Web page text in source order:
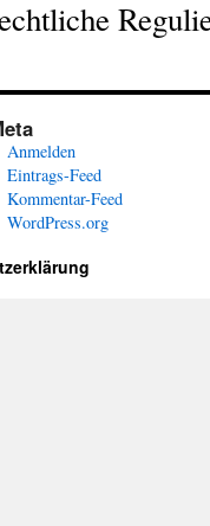
Anmelden
Eintrags-Feed
Kommentar-Feed
WordPress.org